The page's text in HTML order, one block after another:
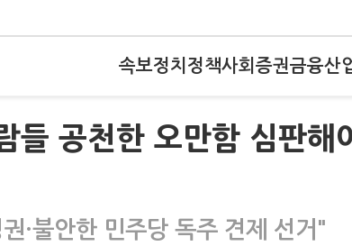
속보정치 정책사회 증권금융산
들 공천한 오만함 심판
·불안한 민주당 독주 견제 선거"